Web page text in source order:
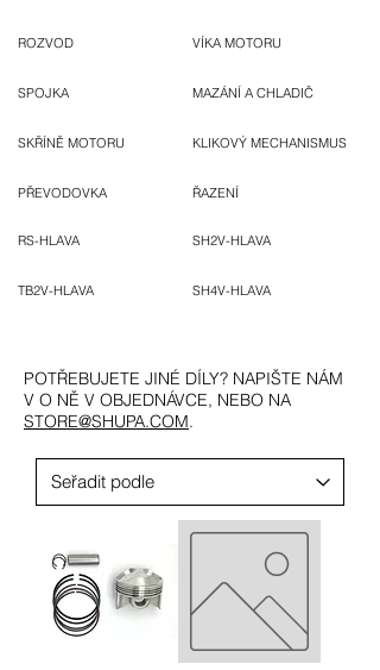
ROZVOD
SPOJKA
SKŘÍNĚ MOTORU
RS-HLAVA
PŘEVODOVKA
TB2V-HLAVA
VÍKA MOTORU
MAZÁNÍ A CHLADIČ
KLIKOVÝ MECHANISMUS
SH2V-HLAVA
ŘAZENÍ
SH4V-HLAVA
POTŘEBUJETE JINÉ DÍLY? NAPIŠTE NÁM
V O NĚ V OBJEDNÁVCE, NEBO NA
STORE@SHUPA.COM.